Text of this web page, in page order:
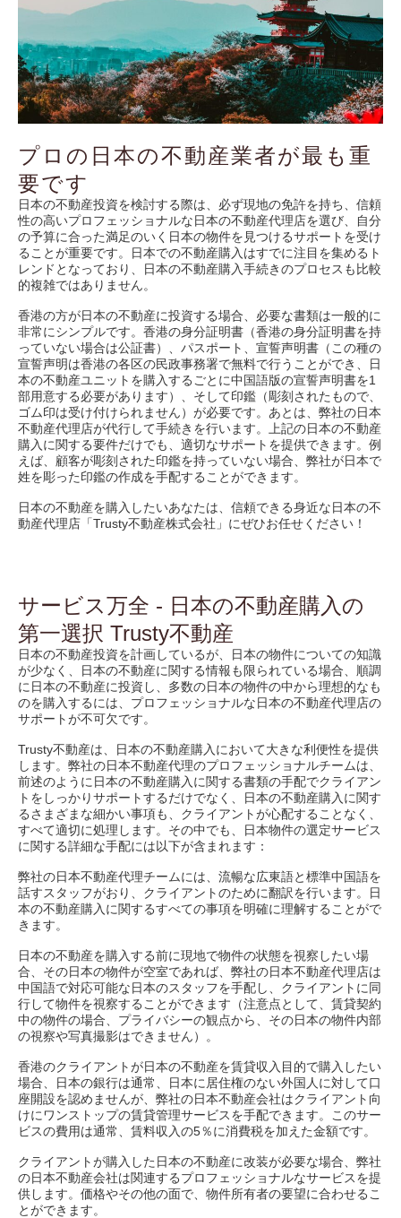
プロの日本の不動産業者が最も重
要です
日本の不動産投資を検討する際は、必ず現地の免許を持ち、信頼
性の高いプロフェッショナルな日本の不動産代理店を選び、自分
の予算に合った満足のいく日本の物件を見つけるサポートを受け
ることが重要です。日本での不動産購入はすでに注目を集めるト
レンドとなっており、日本の不動産購入手続きのプロセスも比較
的複雑ではありません。
香港の方が日本の不動産に投資する場合、必要な書類は一般的に
非常にシンプルです。香港の身分証明書（香港の身分証明書を持
っていない場合は公証書）、パスポート、宣誓声明書（この種の
宣誓声明は香港の各区の民政事務署で無料で行うことができ、日
本の不動産ユニットを購入するごとに中国語版の宣誓声明書を1
部用意する必要があります）、そして印鑑（彫刻されたもので、
ゴム印は受け付けられません）が必要です。あとは、弊社の日本
不動産代理店が代行して手続きを行います。上記の日本の不動産
購入に関する要件だけでも、適切なサポートを提供できます。例
えば、顧客が彫刻された印鑑を持っていない場合、弊社が日本で
姓を彫った印鑑の作成を手配することができます。
日本の不動産を購入したいあなたは、信頼できる身近な日本の不
動産代理店「Trusty不動産株式会社」にぜひお任せください！
サービス万全 - 日本の不動産購入の
第一選択 Trusty不動産
日本の不動産投資を計画しているが、日本の物件についての知識
が少なく、日本の不動産に関する情報も限られている場合、順調
に日本の不動産に投資し、多数の日本の物件の中から理想的なも
のを購入するには、プロフェッショナルな日本の不動産代理店の
サポートが不可欠です。
Trusty不動産は、日本の不動産購入において大きな利便性を提供
します。弊社の日本不動産代理のプロフェッショナルチームは、
前述のように日本の不動産購入に関する書類の手配でクライアン
トをしっかりサポートするだけでなく、日本の不動産購入に関す
るさまざまな細かい事項も、クライアントが心配することなく、
すべて適切に処理します。その中でも、日本物件の選定サービス
に関する詳細な手配には以下が含まれます：
弊社の日本不動産代理チームには、流暢な広東語と標準中国語を
話すスタッフがおり、クライアントのために翻訳を行います。日
本の不動産購入に関するすべての事項を明確に理解することがで
きます。
日本の不動産を購入する前に現地で物件の状態を視察したい場
合、その日本の物件が空室であれば、弊社の日本不動産代理店は
中国語で対応可能な日本のスタッフを手配し、クライアントに同
行して物件を視察することができます（注意点として、賃貸契約
中の物件の場合、プライバシーの観点から、その日本の物件内部
の視察や写真撮影はできません）。
香港のクライアントが日本の不動産を賃貸収入目的で購入したい
場合、日本の銀行は通常、日本に居住権のない外国人に対して口
座開設を認めませんが、弊社の日本不動産会社はクライアント向
けにワンストップの賃貸管理サービスを手配できます。このサー
ビスの費用は通常、賃料収入の5％に消費税を加えた金額です。
クライアントが購入した日本の不動産に改装が必要な場合、弊社
の日本不動産会社は関連するプロフェッショナルなサービスを提
供します。価格やその他の面で、物件所有者の要望に合わせるこ
とができます。